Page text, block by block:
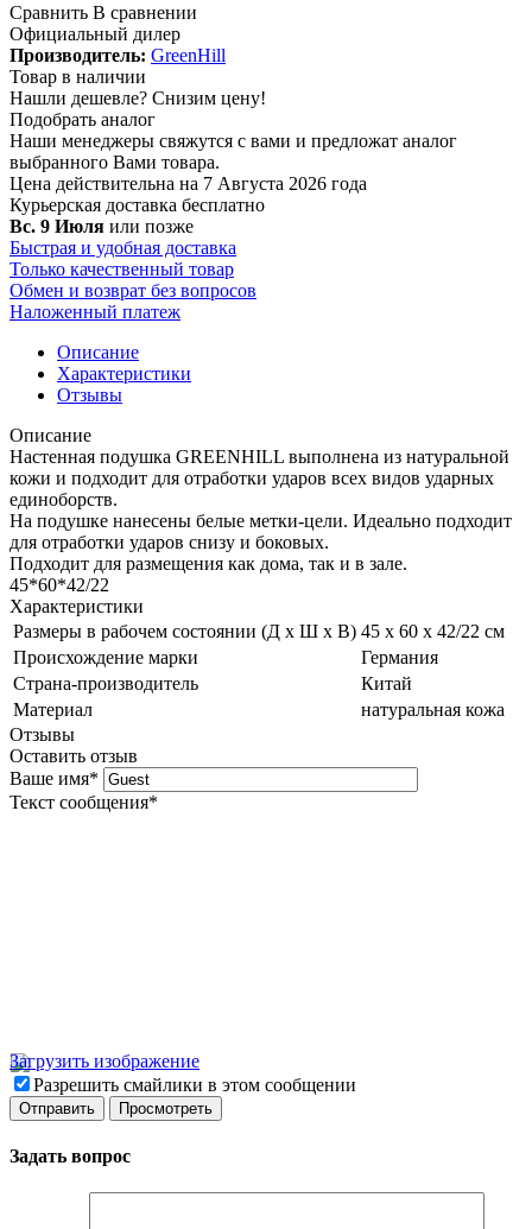
Сравнить В сравнении
Официальный дилер
Производитель: GreenHill
Товар в наличии
Нашли дешевле? Снизим цену!
Подобрать аналог
Наши менеджеры свяжутся с вами и предложат аналог
выбранного Вами товара.
Цена действительна на 7 Августа 2026 года
Курьерская доставка бесплатно
Вс. 9 Июля или позже
Быстрая и удобная доставка
Только качественный товар
Обмен и возврат без вопросов
Наложенный платеж
Описание
Характеристики
Отзывы
Описание
Настенная подушка GREENHILL выполнена из натуральной
кожи и подходит для отработки ударов всех видов ударных
единоборств.
На подушке нанесены белые метки-цели. Идеально подходит
для отработки ударов снизу и боковых.
Подходит для размещения как дома, так и в зале.
45*60*42/22
Характеристики
Размеры в рабочем состоянии (Д х Ш х В) 45 х 60 х 42/22 см
Происхождение марки
Германия
Страна-производитель
Китай
Материал
натуральная кожа
Отзывы
Оставить отзыв
Ваше имя*
Текст сообщения*
Загрузить изображение
Разрешить смайлики в этом сообщении
Задать вопрос